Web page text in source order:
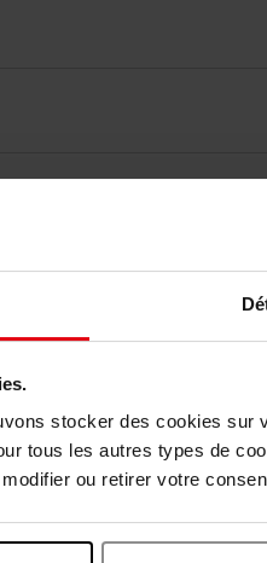
stocker des cookies
tous les autres types de
ou retirer votre
Nog iets